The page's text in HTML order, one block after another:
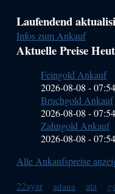
Haupt-
Sidebar
(Primary)
Laufendend
Infos zum Ankauf
Aktuelle Preise
Feingold Ankauf
2026-08-08 -
Bruchgold Ankauf
2026-08-08 -
Zahngold Ankauf
2026-08-08 -
Alle Ankaufspreise
22ayar
adana ata